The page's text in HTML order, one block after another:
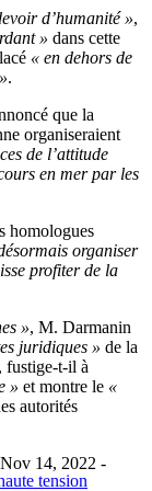
d’humanité »,
» dans cette
« en dehors de
.
que la
organiseraient
de l’attitude
en mer par les
homologues
organiser
profiter de la
», M. Darmanin
juridiques » de la
fustige-t-il à
» et montre le «
autorités
tension
14, 2022 -